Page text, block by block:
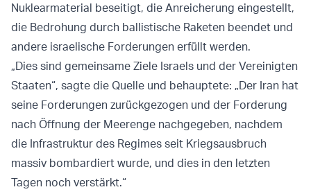
Nuklearmaterial beseitigt, die Anreicherung eingestellt,
die Bedrohung durch ballistische Raketen beendet und
andere israelische Forderungen erfüllt werden.
„Dies sind gemeinsame Ziele Israels und der Vereinigten
Staaten“, sagte die Quelle und behauptete: „Der Iran hat
seine Forderungen zurückgezogen und der Forderung
nach Öffnung der Meerenge nachgegeben, nachdem
die Infrastruktur des Regimes seit Kriegsausbruch
massiv bombardiert wurde, und dies in den letzten
Tagen noch verstärkt.“